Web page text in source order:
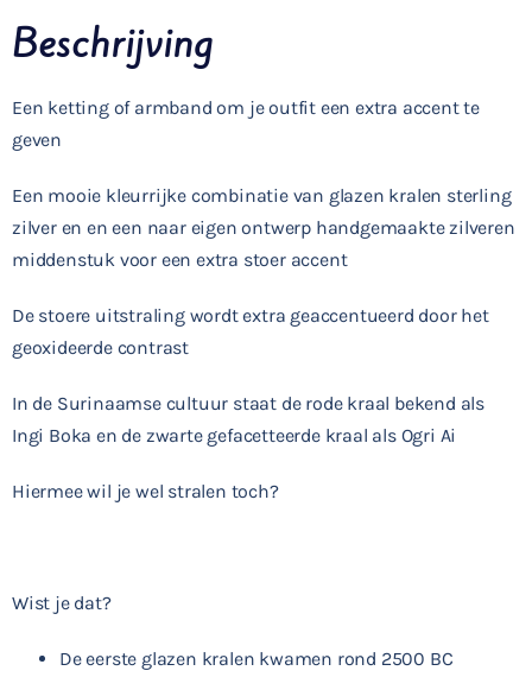
Beschrijving
Een ketting of armband om je outfit een extra accent te
geven
Een mooie kleurrijke combinatie van glazen kralen sterling
zilver en en een naar eigen ontwerp handgemaakte zilveren
middenstuk voor een extra stoer accent
De stoere uitstraling wordt extra geaccentueerd door het
geoxideerde contrast
In de Surinaamse cultuur staat de rode kraal bekend als
Ingi Boka en de zwarte gefacetteerde kraal als Ogri Ai
Hiermee wil je wel stralen toch?
Wist je dat?
De eerste glazen kralen kwamen rond 2500 BC